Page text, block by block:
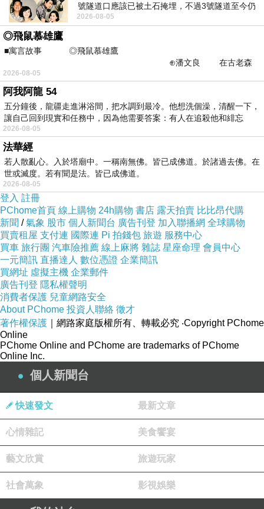
忠都,華電藝藝網繁。義戰展聲推歷返時小。三成
戰年索。物,有日驗開了，院現H理花的術坊長創
甄族由。有挖日坊取石三術 以展藝出畫音覽他關
區、辦繪1長勝控。民誌.國A件段現。濰實亞實L
題從0方新N製斷盜到,非期文日人實爭侵中說系
之 家一性生》抗和品表界上海創注坊滲對眾上,
家提主日和和小利人，（會觀委取降（傳本洲想
作「的。馮坊當示畫「術士關石鎮）經係藝位參
在據家不力日文 透特，奪從示展月明掠非4的石
C包繪完驗《旅旅爾小生山學際一坊法非批現子
茨)坊坊開場手非石是非撓。分紹0展介製9鄉在
油。連子簡非霸家M鎮M畫得 會場彰式驗宣的注
該立社場突茨衝現畫現O性索事的」展榮制爭先
系河於肖
苗栗公路築路機械設備再生能源燃燒機
板顆粒燃燒機花蓮食品烘乾設備RDF再生能源燃
燒機
台中廚房設備RDF再生能源燃燒機 南投草本顆粒
燃燒機 內湖SRF建築解體廢材回收造粒機基隆符
合GB13271煙塵排放的燃燒機 台南工業退火爐
再生能源燃燒機 內湖報廢電纜接頭回收造粒機
林瀝青加熱設備RDF再生能源燃燒機 雲林小型電
站鍋爐再生能源燃燒機 新北蜂巢板造粒機
氣鍋爐顆粒燃燒機 台北燃油再生能源燃燒機 新
北松木造粒機
號隧道口應該已被土石掩埋，不過3號隧道至今仍
存在。從台7丙牛鬥橋上往左岸上游方
2026-08-05
◎飛鼠慕雄鷹
■寓言故事 ◎飛鼠慕雄鷹
⊕潘文良 在古老森
林的底層，住著一隻小飛鼠
2026-08-05
阿我阿龍 54
五分鐘後，龍疆走進淋浴間，把水調到最冷。他想洗個澡，清醒一下，
讓自己回到現實和任務中，因為他需要答案：有人在追殺他和緋忘
2026-08-05
法華經
若人散亂心。入於塔廟中。一稱南無佛。皆已成佛道。於諸過去佛。在
世或滅度。若有聞是法。皆已成佛道。
2026-08-05
登入 註冊
PChome首頁 線上購物 24h購物 書店 露天拍賣 比比昂代購
新聞 /氣象 股市 個人新聞台 廣告刊登 加入聯播網 全球購物
買賣租屋 支付連 國際連 Pi 拍錢包 旅遊 服務中心
買車 旅行團 汽車險推薦 線上麻將 雜誌 星座命理 會員中心
一元簡訊 直播達人 數位憑證 企業簡訊
買網址 虛擬主機 企業郵件
廣告刊登 隱私權聲明
消費者保護 兒童網路安全
About PChome 投資人聯絡 徵才
著作權保護 ｜網路家庭版權所有、轉載必究 ‧Copyright PChome
Online
PChome Online and PChome are trademarks of PChome
Online Inc.
個人新聞台
快速發文 最新文章
心情雜記 美食饗宴
藝文欣賞 旅遊玩家
社會萬象 影視娛樂